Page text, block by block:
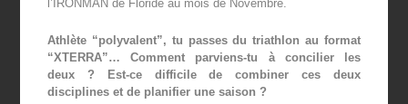
l’IRONMAN de Floride au mois de Novembre.
Athlète “polyvalent”, tu passes du triathlon au format
“XTERRA”… Comment parviens-tu à concilier les
deux ? Est-ce difficile de combiner ces deux
disciplines et de planifier une saison ?